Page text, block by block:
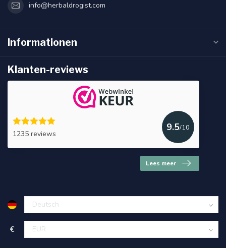
info@herbaldrogist.com
Informationen
Klanten-reviews
1235 reviews
9.5/10
Lees meer
€